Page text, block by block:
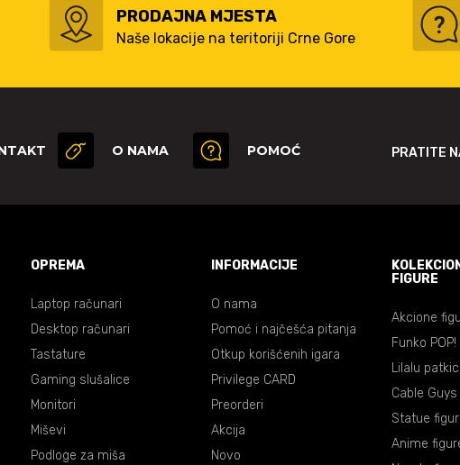
PRODAJNA MJESTA
Naše lokacije na teritoriji Crne Gore
O NAMA POMOĆ PRATITE
OPREMA
Laptop računari
Desktop računari
Tastature
Gaming slušalice
Monitori
Miševi
Podloge za miša
INFORMACIJE
O nama
Pomoć i najčešća pitanja
Otkup korišćenih igara
Privilege CARD
Preorderi
Akcija
Novo
FIGURE
Akcione
Funko
Lilalu
Cable Guys
Statue
Anime